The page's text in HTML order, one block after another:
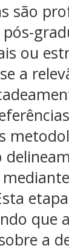
são
ou
a
que
a